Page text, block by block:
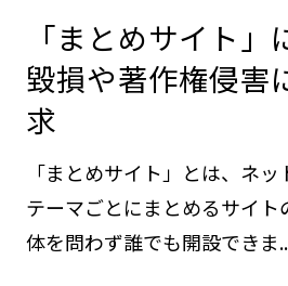
「まとめサイト
毀損や著作権侵害
求
「まとめサイト」とは、ネ
テーマごとにまとめるサイト
体を問わず誰でも開設できま